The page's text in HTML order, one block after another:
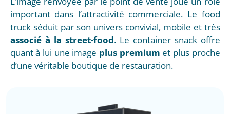
important dans l’attractivité commerciale. Le food
truck séduit par son univers convivial, mobile et très
associé à la street-food. Le container snack offre
quant à lui une image plus premium et plus proche
d’une véritable boutique de restauration.